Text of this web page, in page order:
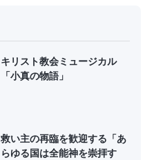
キリスト教会ミュージカル
「小真の物語」
救い主の再臨を歓迎する「あ
らゆる国は全能神を崇拝す